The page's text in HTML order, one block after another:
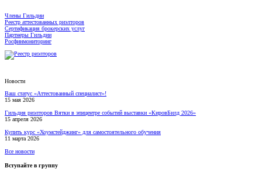
Члены Гильдии
Реестр аттестованных риэлторов
Сертификация брокерских услуг
Партнеры Гильдии
Росфинмониторинг
Новости
Ваш статус «Аттестованный специалист»!
15 мая 2026
Гильдия риэлторов Вятки в эпицентре событий выставки «КировБилд 2026»
15 апреля 2026
Купить курс «Хоумстейджинг» для самостоятельного обучения
11 марта 2026
Все новости
Вступайте в группу